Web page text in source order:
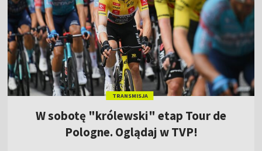
TRANSMISJA
W sobotę "królewski" etap Tour de
Pologne. Oglądaj w TVP!